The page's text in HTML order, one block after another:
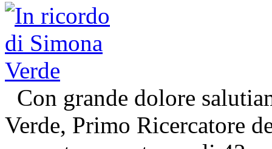
Con grande dolore
Verde, Primo Ricercatore